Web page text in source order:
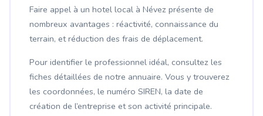
Faire appel à un hotel local à Névez présente de
nombreux avantages : réactivité, connaissance du
terrain, et réduction des frais de déplacement.
Pour identifier le professionnel idéal, consultez les
fiches détaillées de notre annuaire. Vous y trouverez
les coordonnées, le numéro SIREN, la date de
création de l’entreprise et son activité principale.